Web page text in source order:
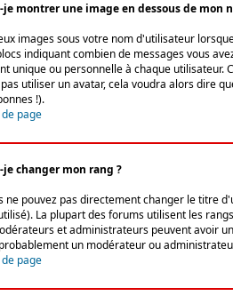
montrer une image en dessous de mon
images sous votre nom d'utilisateur
indiquant combien de messages vous
unique ou personnelle à chaque
utiliser un avatar, cela voudra alors dire
!).
page
changer mon rang ?
ne pouvez pas directement changer le titre
La plupart des forums utilisent les
et administrateurs peuvent avoir
un modérateur ou
page